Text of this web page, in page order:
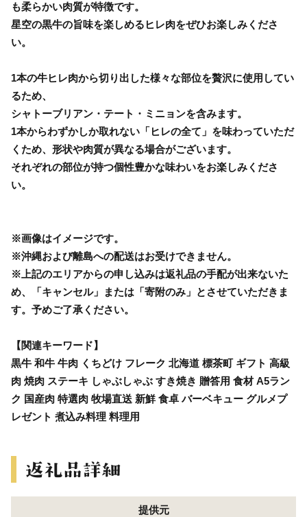
も柔らかい肉質が特徴です。
星空の黒牛の旨味を楽しめるヒレ肉をぜひお楽しみくださ
い。
1本の牛ヒレ肉から切り出した様々な部位を贅沢に使用してい
るため、
シャトーブリアン・テート・ミニョンを含みます。
1本からわずかしか取れない「ヒレの全て」を味わっていただ
くため、形状や肉質が異なる場合がございます。
それぞれの部位が持つ個性豊かな味わいをお楽しみくださ
い。
※画像はイメージです。
※沖縄および離島への配送はお受けできません。
※上記のエリアからの申し込みは返礼品の手配が出来ないた
め、「キャンセル」または「寄附のみ」とさせていただきま
す。予めご了承ください。
【関連キーワード】
黒牛 和牛 牛肉 くちどけ フレーク 北海道 標茶町 ギフト 高級
肉 焼肉 ステーキ しゃぶしゃぶ すき焼き 贈答用 食材 A5ラン
ク 国産肉 特選肉 牧場直送 新鮮 食卓 バーベキュー グルメプ
レゼント 煮込み料理 料理用
提供元